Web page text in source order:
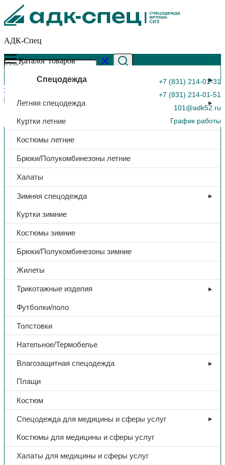
АДК-Спец
+7 (831) 214-01-31
+7 (831) 214-01-51
101@adk52.ru
График работы
0
Каталог товаров
Спецодежда
Летняя спецодежда
Куртки летние
Костюмы летние
Брюки/Полукомбинезоны летние
Халаты
Зимняя спецодежда
Куртки зимние
Костюмы зимние
Брюки/Полукомбинезоны зимние
Жилеты
Трикотажные изделия
Футболки/поло
Толстовки
Нательное/Термобелье
Влагозащитная спецодежда
Плащи
Костюм
Спецодежда для медицины и сферы услуг
Костюмы для медицины и сферы услуг
Халаты для медицины и сферы услуг
Главная страница»Каталог»Костюм «Фаворит-Мега» жен.,
куртка/брюки, тк.Смесовая, (васильковый/т. синий/черный),
240 гр/м², СОП